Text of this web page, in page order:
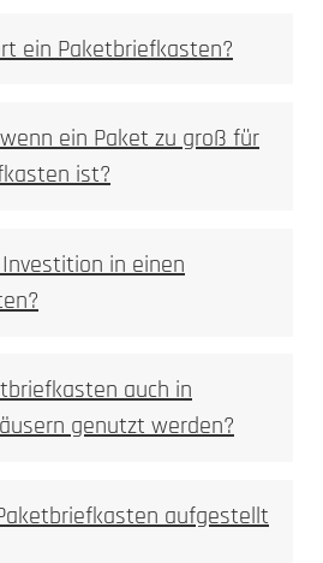
gezielt verändert
oder Oxidation
im Material
da keine Substanzabtragung
ein Paketbriefkasten?
ein Paket zu groß für
ist?
in einen
auch in
genutzt werden?
aufgestellt